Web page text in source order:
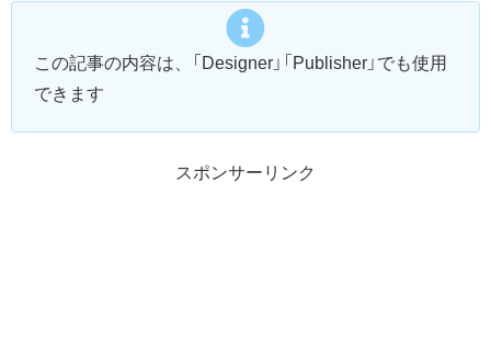
この記事の内容は、「Designer」「Publisher」でも使用
できます
スポンサーリンク